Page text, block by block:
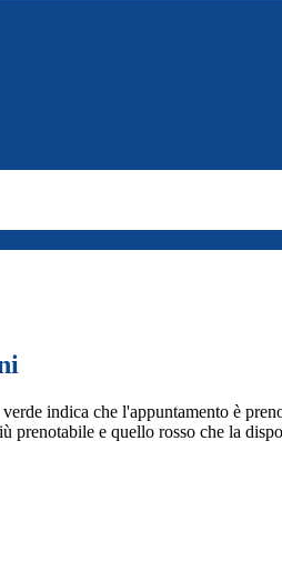
indica che l'appuntamento è
prenotabile e quello rosso che la